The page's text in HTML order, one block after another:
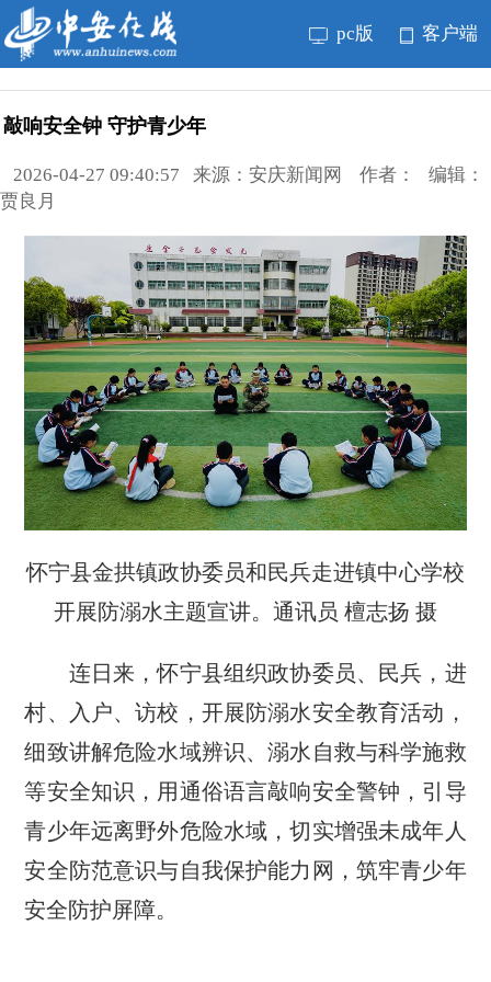
pc版 客户端
敲响安全钟 守护青少年
2026-04-27 09:40:57 来源：安庆新闻网 作者： 编辑：
贾良月
怀宁县金拱镇政协委员和民兵走进镇中心学校
开展防溺水主题宣讲。通讯员 檀志扬 摄
连日来，怀宁县组织政协委员、民兵，进
村、入户、访校，开展防溺水安全教育活动，
细致讲解危险水域辨识、溺水自救与科学施救
等安全知识，用通俗语言敲响安全警钟，引导
青少年远离野外危险水域，切实增强未成年人
安全防范意识与自我保护能力网，筑牢青少年
安全防护屏障。